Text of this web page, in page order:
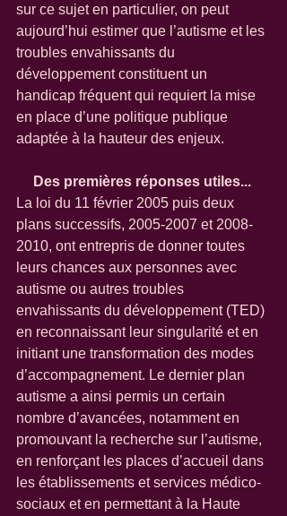
sur ce sujet en particulier, on peut
aujourd’hui estimer que l’autisme et les
troubles envahissants du
développement constituent un
handicap fréquent qui requiert la mise
en place d’une politique publique
adaptée à la hauteur des enjeux.
Des premières réponses utiles...
La loi du 11 février 2005 puis deux
plans successifs, 2005-2007 et 2008-
2010, ont entrepris de donner toutes
leurs chances aux personnes avec
autisme ou autres troubles
envahissants du développement (TED)
en reconnaissant leur singularité et en
initiant une transformation des modes
d’accompagnement. Le dernier plan
autisme a ainsi permis un certain
nombre d’avancées, notamment en
promouvant la recherche sur l’autisme,
en renforçant les places d’accueil dans
les établissements et services médico-
sociaux et en permettant à la Haute